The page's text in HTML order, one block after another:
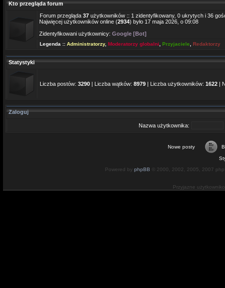
Kto przegląda forum
Forum przegląda 37 użytkowników :: 1 zidentyfikowany, 0 ukrytych i 36
Najwięcej użytkowników online (2934) było 17 maja 2026, o 09:08
Zidentyfikowani użytkownicy: Google [Bot]
Legenda :: Administratorzy, Moderatorzy globalni Przyjaciele Redaktorzy
Statystyki
Liczba postów: 3290 | Liczba wątków: 8979 | Liczba użytkowników: 1622 |
Zaloguj
Nazwa użytkownika:
Nowe posty
Powered by phpBB © 2000, 2002, 2005, 2007
Przyjazne